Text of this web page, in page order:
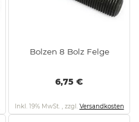
Bolzen 8 Bolz Felge
6,75 €
Inkl. 19% MwSt. , zzgl. Versandkosten